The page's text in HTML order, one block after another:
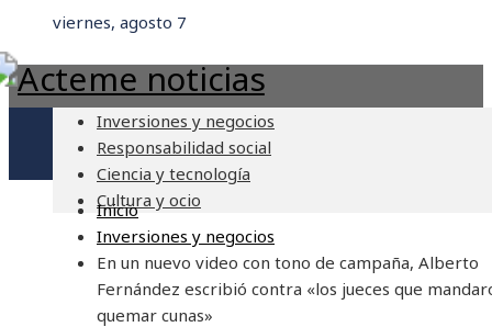
viernes, agosto 7
Inversiones y negocios
Responsabilidad social
Ciencia y tecnología
Cultura y ocio
Inicio
Inversiones y negocios
En un nuevo video con tono de campaña, Alberto
Fernández escribió contra «los jueces que
quemar cunas»